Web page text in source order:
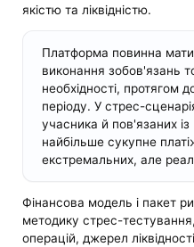
якістю та ліквідністю.
Платформа повинна мати
виконання зобов'язань
необхідності, протягом
періоду. У стрес-
учасника й пов'язаних
найбільше сукупне
екстремальних, але
Фінансова модель і пакет
методику стрес-
операцій, джерел